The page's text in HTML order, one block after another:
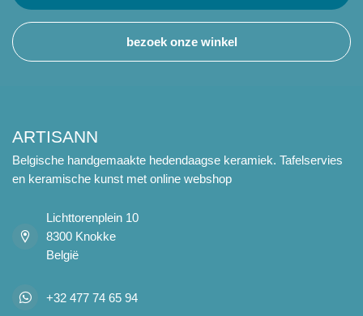
bezoek onze winkel
ARTISANN
Belgische handgemaakte hedendaagse keramiek. Tafelservies
en keramische kunst met online webshop
Lichttorenplein 10
8300 Knokke
België
+32 477 74 65 94